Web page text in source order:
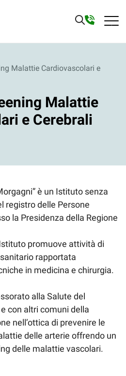
Malattie Cardiovascolari e
Malattie
e Cerebrali
è un Istituto senza
registro delle Persone
la Presidenza della Regione
promuove attività di
rapportata
in medicina e chirurgia.
alla Salute del
con altri comuni della
nell’ottica di prevenire le
delle arterie offrendo un
delle malattie vascolari.